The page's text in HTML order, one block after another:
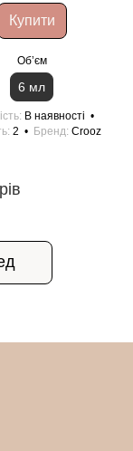
Купити
Обʼєм
6 мл
В наявності
2 Бренд Crooz